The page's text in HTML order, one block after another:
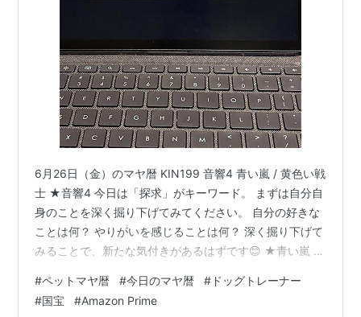
6月26日（金）のマヤ暦 KIN199 音響4 青い嵐 / 黄色い戦
士 ★音響4 今日は「探求」がキーワード。 まずは自分自
身のことを深く掘り下げてみてください。 自分の好きな
ことは何？ やりがいを感じることは何？ 深く掘り下げて
みることで、新たな気付きがあるはずです😊 ★青い嵐 嵐
気持ちでいると嵐の勢いで良い方向へ進みますが、ネガ
ティブでいるとそれも加速していくので要注意！ プライ
#ペットマヤ暦 #今日のマヤ暦 # ドッグトレーナー
#国宝 #Amazon Prime